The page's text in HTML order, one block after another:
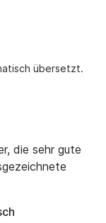
übersetzt.
die sehr gute